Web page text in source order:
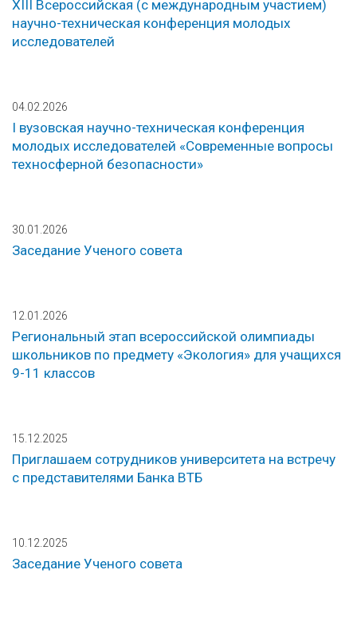
ХIII Всероссийская (с международным участием)
научно-техническая конференция молодых
исследователей
04.02.2026
I вузовская научно-техническая конференция
молодых исследователей «Современные вопросы
техносферной безопасности»
30.01.2026
Заседание Ученого совета
12.01.2026
Региональный этап всероссийской олимпиады
школьников по предмету «Экология» для учащихся
9-11 классов
15.12.2025
Приглашаем сотрудников университета на встречу
с представителями Банка ВТБ
10.12.2025
Заседание Ученого совета